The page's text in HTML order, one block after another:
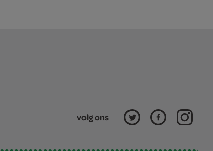
volg ons